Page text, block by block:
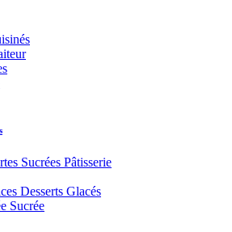
Sucrées Pâtisserie
Desserts Glacés
Sucrée